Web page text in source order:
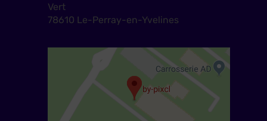
Vert
78610 Le-Perray-en-Yvelines